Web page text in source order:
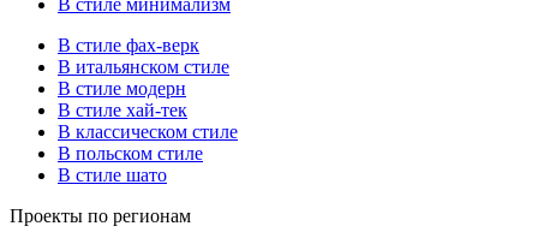
В стиле фах-верк
В итальянском стиле
В стиле модерн
В стиле хай-тек
В классическом стиле
В польском стиле
В стиле шато
Проекты по регионам